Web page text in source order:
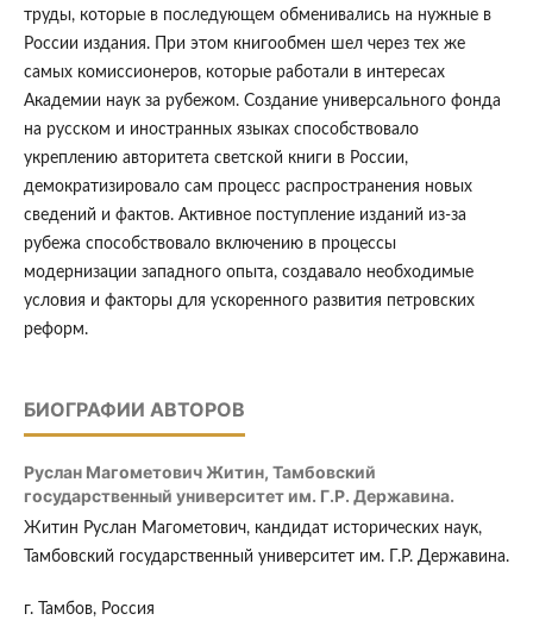
труды, которые в последующем обменивались на нужные в
России издания. При этом книгообмен шел через тех же
самых комиссионеров, которые работали в интересах
Академии наук за рубежом. Создание универсального фонда
на русском и иностранных языках способствовало
укреплению авторитета светской книги в России,
демократизировало сам процесс распространения новых
сведений и фактов. Активное поступление изданий из-за
рубежа способствовало включению в процессы
модернизации западного опыта, создавало необходимые
условия и факторы для ускоренного развития петровских
реформ.
БИОГРАФИИ АВТОРОВ
Руслан Магометович Житин, Тамбовский
государственный университет им. Г.Р. Державина.
Житин Руслан Магометович, кандидат исторических наук,
Тамбовский государственный университет им. Г.Р. Державина.
г. Тамбов, Россия